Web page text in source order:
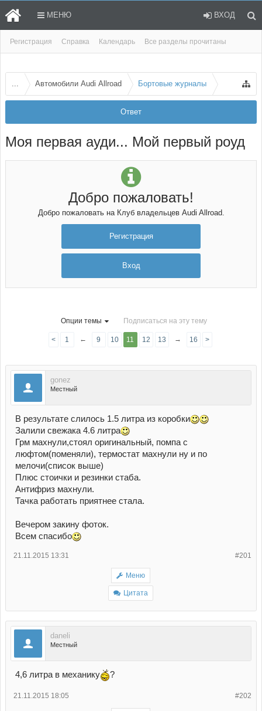
Регистрация Справка Календарь Все разделы прочитаны
МЕНЮ ВХОД
Ответ
... Автомобили Audi Allroad Бортовые журналы
Моя первая ауди... Мой первый роуд
Добро пожаловать!
Добро пожаловать на Клуб владельцев Audi Allroad.
Регистрация
Вход
Опции темы Подписаться на эту тему
< 1 ← 9 10 11 12 13 → 16 >
gonez
Местный
В результате слилось 1.5 литра из коробки
Залили свежака 4.6 литра
Грм махнули,стоял оригинальный, помпа с
люфтом(поменяли), термостат махнули ну и по
мелочи(список выше)
Плюс стоички и резинки стаба.
Антифриз махнули.
Тачка работать приятнее стала.
Вечером закину фоток.
Всем спасибо
#201
21.11.2015 13:31
Меню
Цитата
daneli
Местный
4,6 литра в механику ?
#202
21.11.2015 18:05